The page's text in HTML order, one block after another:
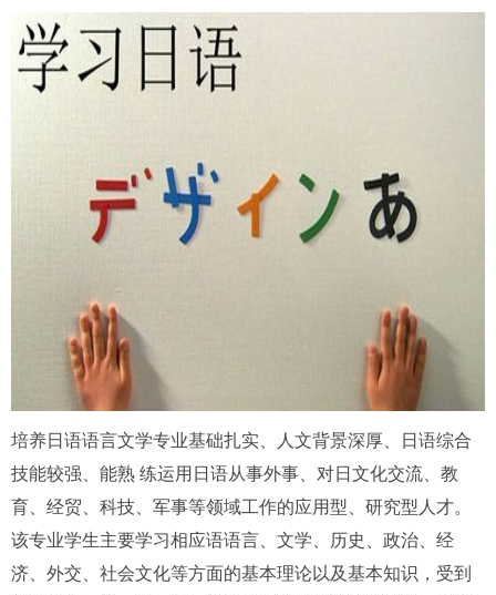
培养日语语言文学专业基础扎实、人文背景深厚、日语综合
技能较强、能熟 练运用日语从事外事、对日文化交流、教
育、经贸、科技、军事等领域工作的应用型、研究型人才。
该专业学生主要学习相应语语言、文学、历史、政治、经
济、外交、社会文化等方面的基本理论以及基本知识，受到